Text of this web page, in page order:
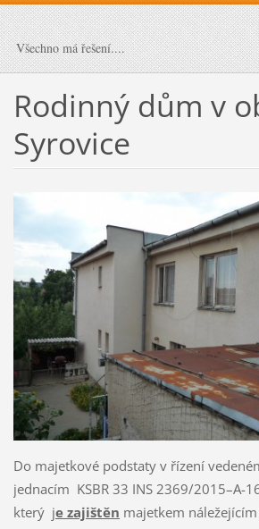
Všechno má řešení....
Rodinný dům v
Syrovice
Do majetkové podstaty v řízení
jednacím KSBR 33 INS 2369/2015–A-
který je zajištěn majetkem